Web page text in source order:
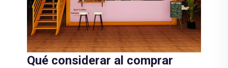
Qué considerar al comprar